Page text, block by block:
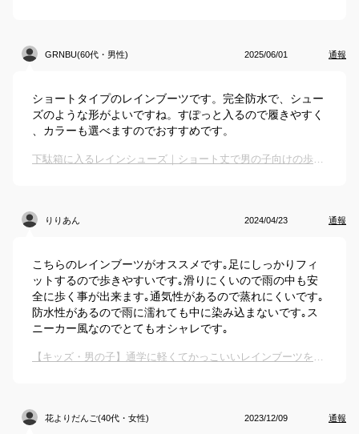
GRNBU(60代・男性) 2025/06/01 通報
ショートタイプのレインブーツです。完全防水で、シュー
ズのような形がよいですね。すぽっと入るので履きやすく
、カラーも選べますのでおすすめです。
下駄箱に入るレインシューズ｜ショート丈で男の子向けの歩きやすい長靴のおすすめは？
りりあん 2024/04/23 通報
こちらのレインブーツがオススメです｡足にしっかりフィ
ットするので歩きやすいです｡滑りにくいので雨の中も安
全に歩く事が出来ます｡通気性があるので蒸れにくいです｡
防水性があるので雨に濡れても中に染み込まないです｡ス
ニーカー風なのでとてもオシャレです｡
【キッズ・男の子】通学に軽くてかっこいいレインブーツを教えて下さい。
花よりだんご(40代・女性) 2023/12/09 通報